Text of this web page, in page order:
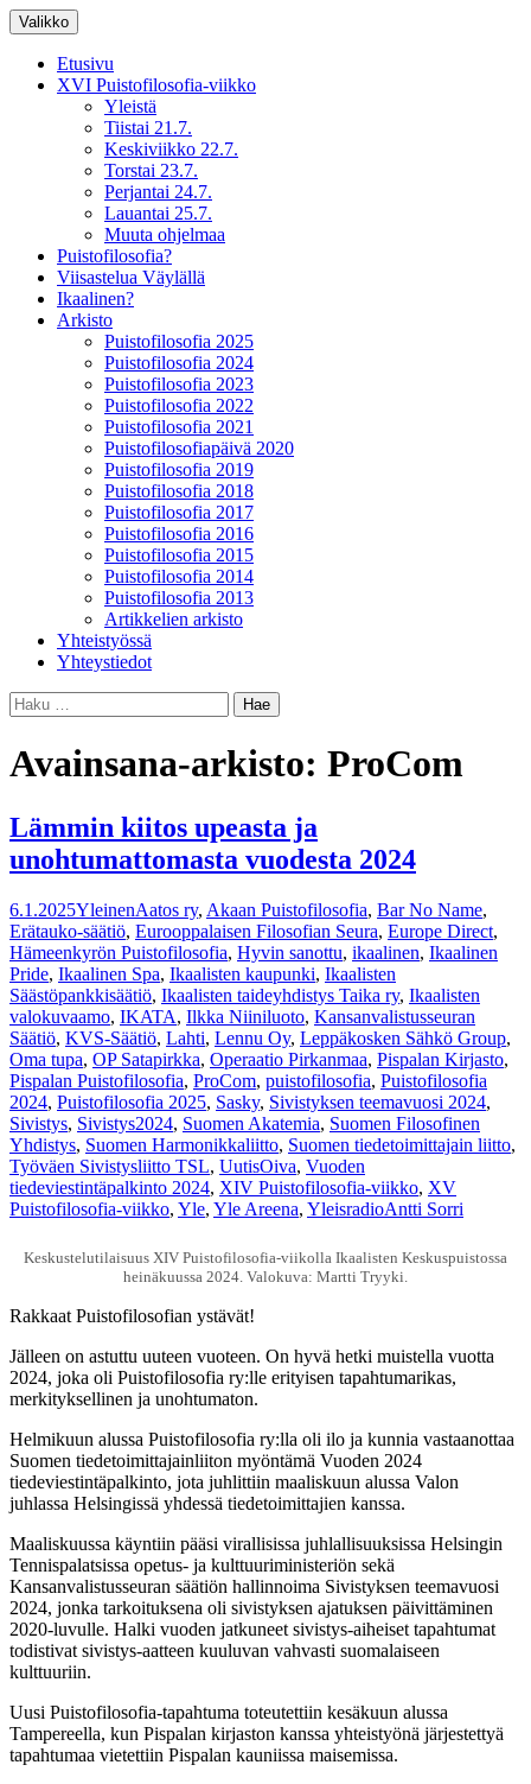
Puistofilosofia
15.-19.7.2025
Valikko Siirry
sisältöön
Etusivu
XVI Puistofilosofia-viikko
Yleistä
Tiistai 21.7.
Keskiviikko 22.7.
Torstai 23.7.
Perjantai 24.7.
Lauantai 25.7.
Muuta ohjelmaa
Puistofilosofia?
Viisastelua Väylällä
Ikaalinen?
Arkisto
Puistofilosofia 2025
Puistofilosofia 2024
Puistofilosofia 2023
Puistofilosofia 2022
Puistofilosofia 2021
Puistofilosofiapäivä 2020
Puistofilosofia 2019
Puistofilosofia 2018
Puistofilosofia 2017
Puistofilosofia 2016
Puistofilosofia 2015
Puistofilosofia 2014
Puistofilosofia 2013
Artikkelien arkisto
Yhteistyössä
Yhteystiedot
Haku:
Avainsana-arkisto: ProCom
Lämmin kiitos upeasta ja
unohtumattomasta vuodesta 2024
6.1.2025YleinenAatos ry, Akaan Puistofilosofia, Bar No Name,
Erätauko-säätiö, Eurooppalaisen Filosofian Seura, Europe Direct,
Hämeenkyrön Puistofilosofia, Hyvin sanottu, ikaalinen, Ikaalinen
Pride, Ikaalinen Spa, Ikaalisten kaupunki, Ikaalisten
Säästöpankkisäätiö, Ikaalisten taideyhdistys Taika ry, Ikaalisten
valokuvaamo, IKATA, Ilkka Niiniluoto, Kansanvalistusseuran
Säätiö, KVS-Säätiö, Lahti, Lennu Oy, Leppäkosken Sähkö Group,
Oma tupa, OP Satapirkka, Operaatio Pirkanmaa, Pispalan Kirjasto,
Pispalan Puistofilosofia, ProCom, puistofilosofia, Puistofilosofia
2024, Puistofilosofia 2025, Sasky, Sivistyksen teemavuosi 2024,
Sivistys, Sivistys2024, Suomen Akatemia, Suomen Filosofinen
Yhdistys, Suomen Harmonikkaliitto, Suomen tiedetoimittajain liitto,
Työväen Sivistysliitto TSL, UutisOiva, Vuoden
tiedeviestintäpalkinto 2024, XIV Puistofilosofia-viikko, XV
Puistofilosofia-viikko, Yle, Yle Areena, YleisradioAntti Sorri
Keskustelutilaisuus XIV Puistofilosofia-viikolla Ikaalisten Keskuspuistossa
heinäkuussa 2024. Valokuva: Martti Tryyki.
Rakkaat Puistofilosofian ystävät!
Jälleen on astuttu uuteen vuoteen. On hyvä hetki muistella vuotta
2024, joka oli Puistofilosofia ry:lle erityisen tapahtumarikas,
merkityksellinen ja unohtumaton.
Helmikuun alussa Puistofilosofia ry:lla oli ilo ja kunnia vastaanottaa
Suomen tiedetoimittajainliiton myöntämä Vuoden 2024
tiedeviestintäpalkinto, jota juhlittiin maaliskuun alussa Valon
juhlassa Helsingissä yhdessä tiedetoimittajien kanssa.
Maaliskuussa käyntiin pääsi virallisissa juhlallisuuksissa Helsingin
Tennispalatsissa opetus- ja kulttuuriministeriön sekä
Kansanvalistusseuran säätiön hallinnoima Sivistyksen teemavuosi
2024, jonka tarkoituksena oli sivistyksen ajatuksen päivittäminen
2020-luvulle. Halki vuoden jatkuneet sivistys-aiheiset tapahtumat
todistivat sivistys-aatteen kuuluvan vahvasti suomalaiseen
kulttuuriin.
Uusi Puistofilosofia-tapahtuma toteutettiin kesäkuun alussa
Tampereella, kun Pispalan kirjaston kanssa yhteistyönä järjestettyä
tapahtumaa vietettiin Pispalan kauniissa maisemissa.